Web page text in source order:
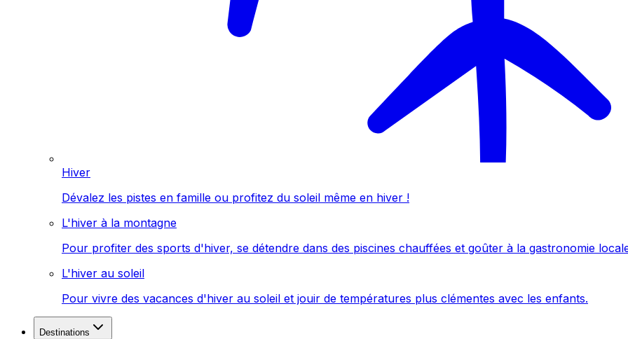
Hiver
Dévalez les pistes en famille ou profitez du soleil même en hiver !
L'hiver à la montagne
Pour profiter des sports d'hiver, se détendre dans des piscines chauffées et goûter à la gastronomie
L'hiver au soleil
Pour vivre des vacances d'hiver au soleil et jouir de températures plus clémentes avec les enfants.
Destinations